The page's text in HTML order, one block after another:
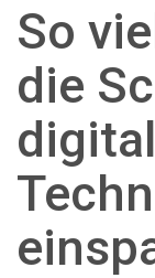
So
die